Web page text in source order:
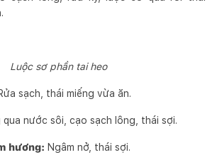
Luộc sơ phần tai heo
sạch, thái miếng vừa ăn.
qua nước sôi, cạo sạch lông, thái sợi.
hương: Ngâm nở, thái sợi.